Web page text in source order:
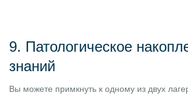
9. Патологическое
знаний
Вы можете примкнуть к одному из двух